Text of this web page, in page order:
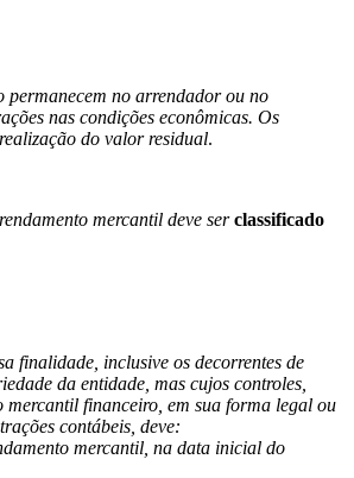
permanecem no arrendador ou no
nas condições econômicas. Os
do valor residual.
mercantil deve serclassificado
finalidade, inclusive os decorrentes de
da entidade, mas cujos controles,
mercantil financeiro, em sua forma legal ou
contábeis, deve:
mercantil, na data inicial do